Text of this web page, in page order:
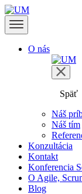
O nás
Späť
Náš
Náš tím
Konzultácia
Kontakt
Konferencia
O Agile,
Blog